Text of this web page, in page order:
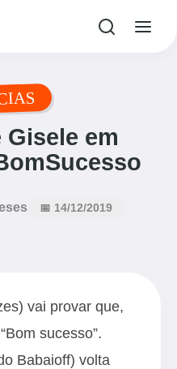
em
📅 14/12/2019
vai provar que,
sucesso”.
Babaioff) volta